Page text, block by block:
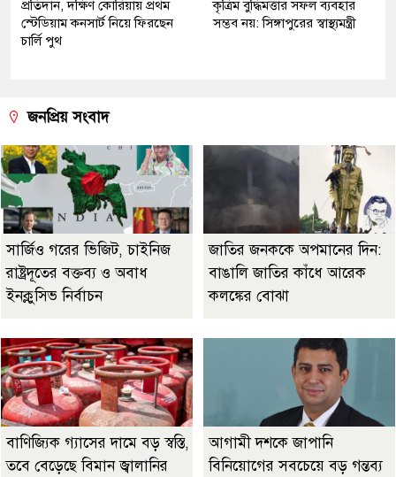
প্রতিদান, দক্ষিণ কোরিয়ায় প্রথম
স্টেডিয়াম কনসার্ট নিয়ে ফিরছেন
চার্লি পুথ
কৃত্রিম বুদ্ধিমত্তার সফল ব্যবহার
সম্ভব নয়: সিঙ্গাপুরের স্বাস্থ্যমন্ত্রী
জনপ্রিয় সংবাদ
সার্জিও গরের ভিজিট, চাইনিজ
রাষ্ট্রদূতের বক্তব্য ও অবাধ
ইনক্লুসিভ নির্বাচন
জাতির জনককে অপমানের দিন:
বাঙালি জাতির কাঁধে আরেক
কলঙ্কের বোঝা
বাণিজ্যিক গ্যাসের দামে বড় স্বস্তি,
তবে বেড়েছে বিমান জ্বালানির
আগামী দশকে জাপানি
বিনিয়োগের সবচেয়ে বড় গন্তব্য